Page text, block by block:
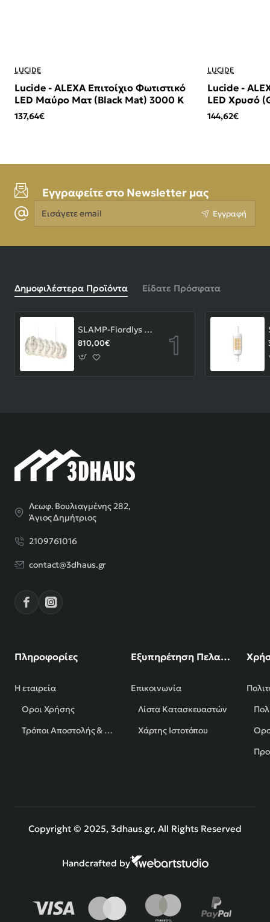
LUCIDE
Lucide - ALEXA Επιτοίχιο Φωτιστικό
LED Μαύρο Ματ (Black Mat) 3000 K
137,64€
LUCIDE
Lucide -
LED Χρυσό
144,62€
Εγγραφείτε στο Newsletter μας
Εισάγετε
email
Εγγραφή
Δημοφιλέστερα Προϊόντα Είδατε Πρόσφατα
SLAMP-Fiordlys Linear Φωτιστικό Κρεμαστό 90x26x33cm White ΚΩΔ.-FRDSXXLWHT01T00LINEU
810,00€
Λεωφ. Βουλιαγμένης 282,
Άγιος Δημήτριος
2109761016
contact@3dhaus.gr
Πληροφορίες
Η εταιρεία
Όροι Χρήσης
Τρόποι Αποστολής & Πληρωμής
Εξυπηρέτηση Πελατών
Επικοινωνία
Λίστα Κατασκευαστών
Χάρτης Ιστοτόπου
Copyright © 2025, 3dhaus.gr, All Rights Reserved
Handcrafted by